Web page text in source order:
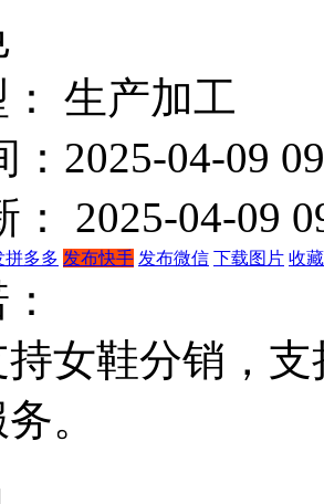
生产加工
：2025-04-09
： 2025-04-09
拼多多 发布快手 发布微信 下载图片 收
女鞋分销，
。